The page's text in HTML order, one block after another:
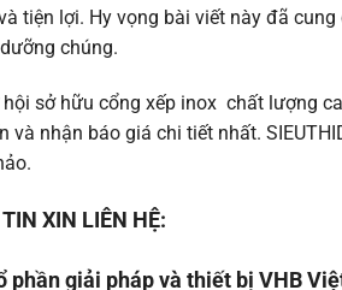
tiện lợi. Hy vọng bài viết này đã
chúng.
sở hữu cổng xếp inox chất lượng
và nhận báo giá chi tiết nhất.
XIN LIÊN HỆ:
phần giải pháp và thiết bị VHB